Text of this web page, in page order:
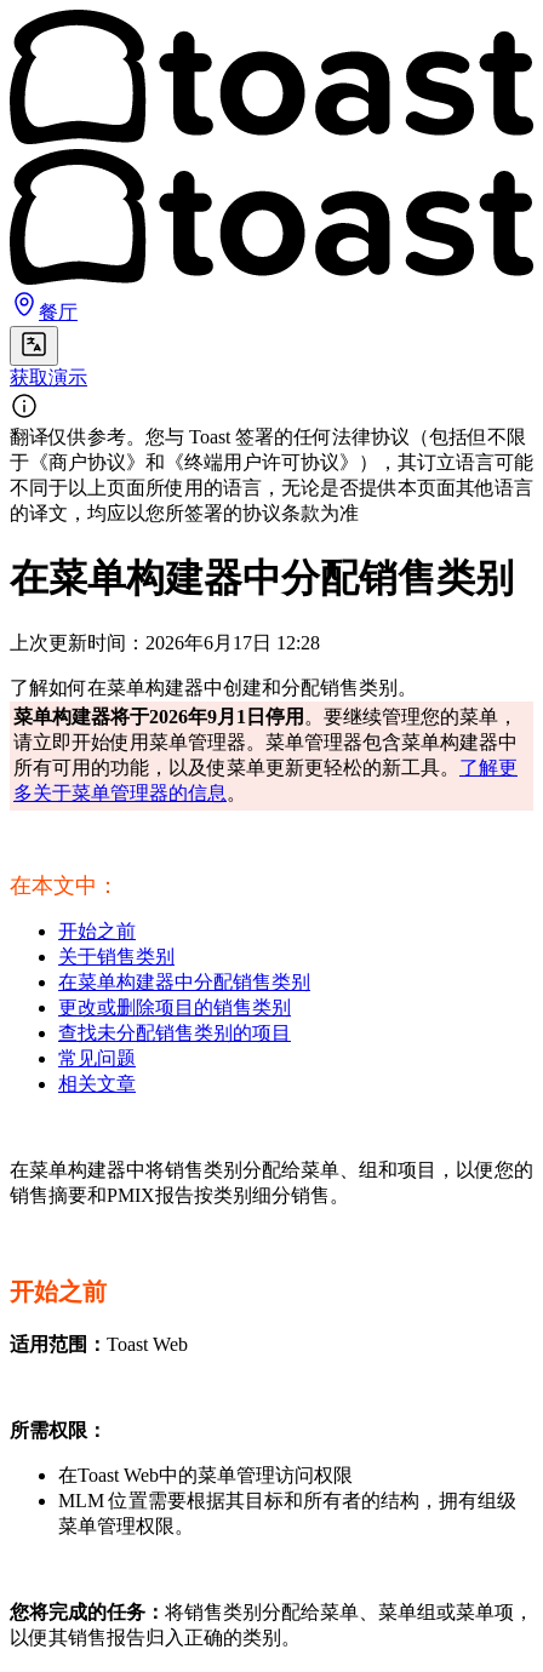
餐厅
获取演示
翻译仅供参考。您与 Toast 签署的任何法律协议（包括但不限
于《商户协议》和《终端用户许可协议》），其订立语言可能
不同于以上页面所使用的语言，无论是否提供本页面其他语言
的译文，均应以您所签署的协议条款为准
在菜单构建器中分配销售类别
上次更新时间：2026年6月17日 12:28
了解如何在菜单构建器中创建和分配销售类别。
菜单构建器将于2026年9月1日停用 。要继续管理您的菜单，
请立即开始使用菜单管理器。菜单管理器包含菜单构建器中
所有可用的功能，以及使菜单更新更轻松的新工具。 了解更
多关于菜单管理器的信息。
在本文中：
开始之前
关于销售类别
在菜单构建器中分配销售类别
更改或删除项目的销售类别
查找未分配销售类别的项目
常见问题
相关文章
在菜单构建器中将销售类别分配给菜单、组和项目，以便您的
销售摘要和PMIX报告按类别细分销售。
开始之前
适用范围： Toast Web
所需权限：
在Toast Web中的菜单管理访问权限
MLM 位置需要根据其目标和所有者的结构，拥有组级
菜单管理权限。
您将完成的任务： 将销售类别分配给菜单、菜单组或菜单项，
以便其销售报告归入正确的类别。